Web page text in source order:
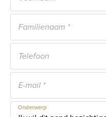
Onderwerp